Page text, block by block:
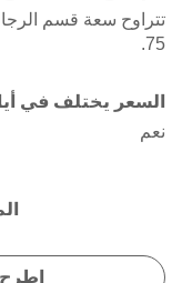
تتراوح سعة قسم
75.
السعر يختلف في
نعم